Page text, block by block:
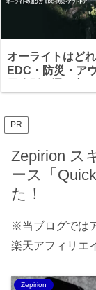
オーライトはど
EDC・防災・ア
PR
Zepirion ス
ース「
た！
※当ブログでは
楽天アフィリエ
Zepirion